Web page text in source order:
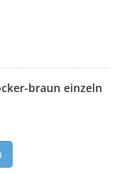
braun einzeln